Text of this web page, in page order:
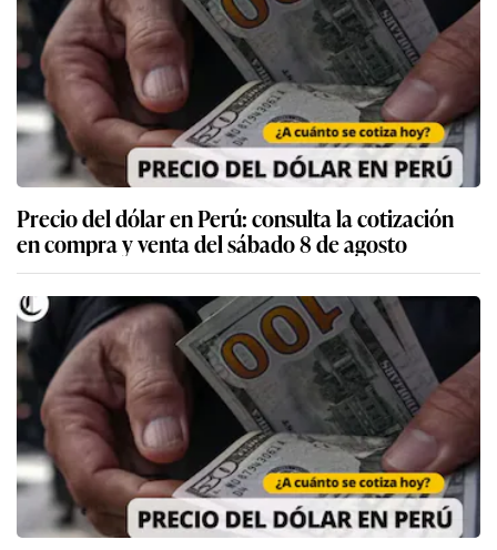
Precio del dólar en Perú: consulta la cotización
en compra y venta del sábado 8 de agosto